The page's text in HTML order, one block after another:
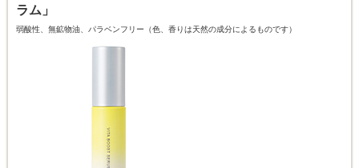
ラム」
弱酸性、無鉱物油、パラベンフリー（色、香りは天然の成分によるものです）